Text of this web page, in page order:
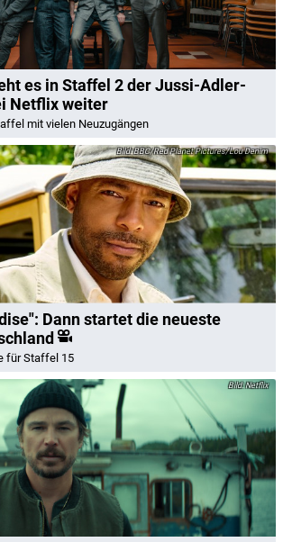
es in Staffel 2 der Jussi-Adler-
Netflix weiter
mit vielen Neuzugängen
BBC/Red Planet Pictures/Lou Denim
Dann startet die neueste
für Staffel 15
Netflix